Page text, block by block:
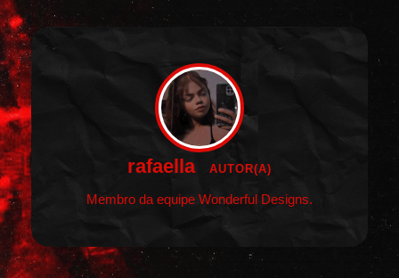
rafaella AUTOR(A)
Membro da equipe Wonderful Designs.